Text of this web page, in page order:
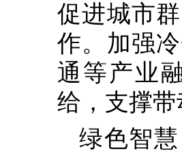
促进城市
作。加强
通等产业
给，支撑
绿色智